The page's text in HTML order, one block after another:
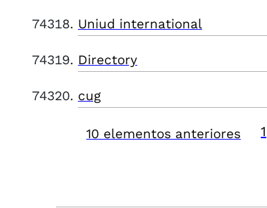
Uniud international
Directory
cug
10 elementos anteriores 1